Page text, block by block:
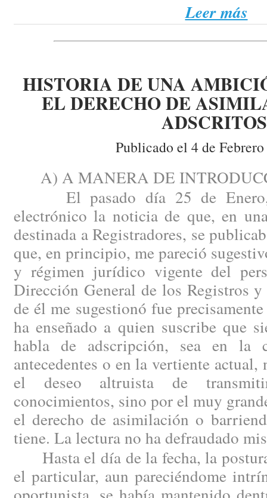
Leer más
HISTORIA DE UNA
EL DERECHO DE
Publicado el 4 de
A) A MANERA DE
El pasado día 25 de Enero,
electrónico la noticia de que, en
destinada a Registradores, se
que, en principio, me pareció
y régimen jurídico vigente del
Dirección General de los Registros
de él me sugestionó fue
ha enseñado a quien suscribe que
habla de adscripción, sea en la
antecedentes o en la vertiente
el deseo altruista de
conocimientos, sino por el muy
el derecho de asimilación o
tiene. La lectura no ha defraudado
Hasta el día de la fecha, la
el particular, aun pareciéndome